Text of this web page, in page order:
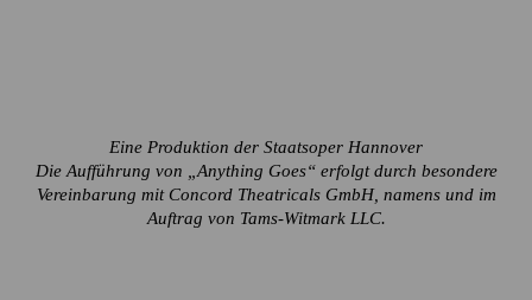
Eine Produktion der Staatsoper Hannover
Die Aufführung von „Anything Goes“ erfolgt durch besondere
Vereinbarung mit Concord Theatricals GmbH, namens und im
Auftrag von Tams-Witmark LLC.